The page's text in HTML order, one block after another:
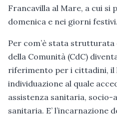
Francavilla al Mare, a cui
domenica e nei giorni festivi.
Per com’è stata strutturata
della Comunità (CdC)
riferimento per i cittadini, il
individuazione al quale
assistenza sanitaria, socio-
sanitaria. E’ l’incarnazione